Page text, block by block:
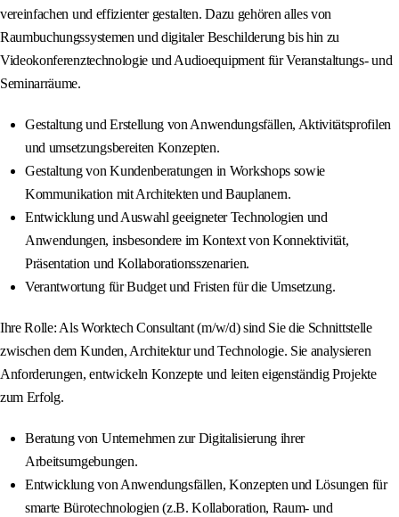
vereinfachen und effizienter gestalten. Dazu gehören alles von
Raumbuchungssystemen und digitaler Beschilderung bis hin zu
Videokonferenztechnologie und Audioequipment für Veranstaltungs- und
Seminarräume.
Gestaltung und Erstellung von Anwendungsfällen, Aktivitätsprofilen
und umsetzungsbereiten Konzepten.
Gestaltung von Kundenberatungen in Workshops sowie
Kommunikation mit Architekten und Bauplanern.
Entwicklung und Auswahl geeigneter Technologien und
Anwendungen, insbesondere im Kontext von Konnektivität,
Präsentation und Kollaborationsszenarien.
Verantwortung für Budget und Fristen für die Umsetzung.
Ihre Rolle: Als Worktech Consultant (m/w/d) sind Sie die Schnittstelle
zwischen dem Kunden, Architektur und Technologie. Sie analysieren
Anforderungen, entwickeln Konzepte und leiten eigenständig Projekte
zum Erfolg.
Beratung von Unternehmen zur Digitalisierung ihrer
Arbeitsumgebungen.
Entwicklung von Anwendungsfällen, Konzepten und Lösungen für
smarte Bürotechnologien (z.B. Kollaboration, Raum- und